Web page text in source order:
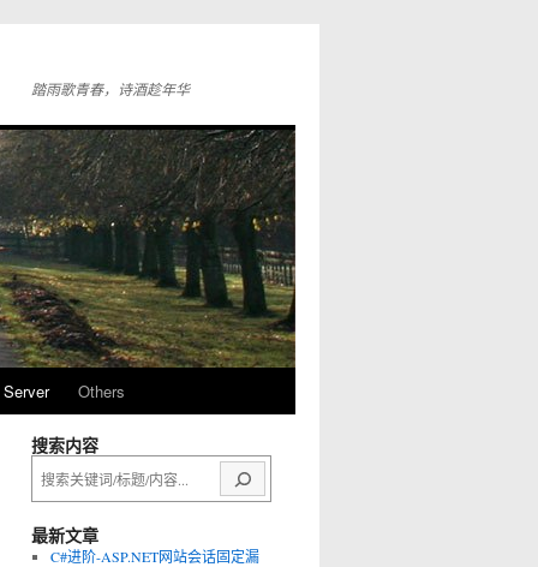
踏雨歌青春，诗酒趁年华
Server Others
搜索内容
索
最新文章
C#进阶-ASP.NET网站会话固定漏